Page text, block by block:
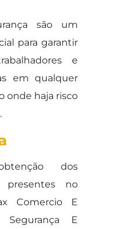
são um
para garantir
e
em qualquer
onde haja risco
dos
presentes no
Comercio E
Segurança E